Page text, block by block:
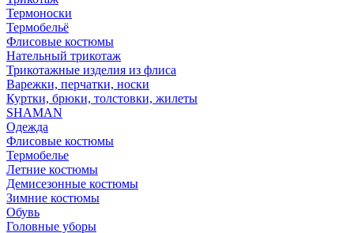
Термоноски
Термобельё
Флисовые костюмы
Нательный трикотаж
Трикотажные изделия из флиса
Варежки, перчатки, носки
Куртки, брюки, толстовки, жилеты
SHAMAN
Одежда
Флисовые костюмы
Термобелье
Летние костюмы
Демисезонные костюмы
Зимние костюмы
Обувь
Головные уборы